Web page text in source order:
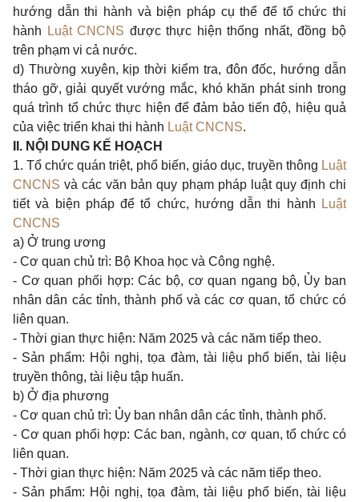
hướng dẫn thi hành và biện pháp cụ thể để tổ chức thi
hành
Luật CNCNS được thực hiện thống nhất, đồng bộ
trên phạm vi cả nước.
d) Thường xuyên, kịp thời kiểm tra, đôn đốc, hướng dẫn
tháo gỡ, giải quyết vướng mắc, khó khăn phát sinh trong
quá trình tổ chức thực hiện để đảm bảo tiến độ, hiệu quả
của việc triển khai thi hành Luật CNCNS.
II. NỘI DUNG KẾ HOẠCH
1. Tổ chức quán triệt, phổ biến, giáo dục, truyền thông Luật
CNCNS và các văn bản quy phạm pháp luật quy định chi
tiết và biện pháp để tổ chức, hướng dẫn thi hành
Luật
CNCNS
a) Ở trung ương
- Cơ quan chủ trì: Bộ Khoa học và Công nghệ.
- Cơ quan phối hợp: Các bộ, cơ quan ngang bộ, Ủy ban
nhân dân các tỉnh, thành phố và các cơ quan, tổ chức có
liên quan.
- Thời gian thực hiện: Năm 2025 và các năm tiếp theo.
- Sản phẩm: Hội nghị, tọa đàm, tài liệu phổ biến, tài liệu
truyền thông, tài liệu tập huấn.
b) Ở địa phương
- Cơ quan chủ trì: Ủy ban nhân dân các tỉnh, thành phố.
- Cơ quan phối hợp: Các ban, ngành, cơ quan, tổ chức có
liên quan.
- Thời gian thực hiện: Năm 2025 và các năm tiếp theo.
- Sản phẩm: Hội nghị, tọa đàm, tài liệu phổ biến, tài liệu